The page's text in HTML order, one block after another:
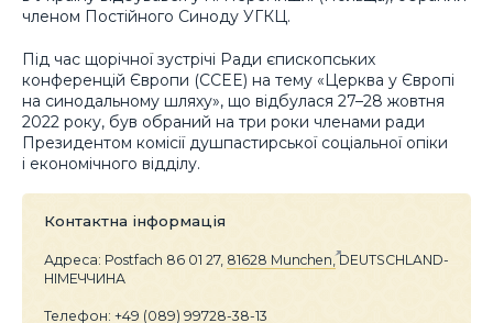
членом Постійного Синоду УГКЦ.
Під час щорічної зустрічі Ради єпископських
конференцій Європи (CCEE) на тему «Церква у Європі
на синодальному шляху», що відбулася 27–28 жовтня
2022 року, був обраний на три роки членами ради
Президентом комісії душпастирської соціальної опіки
і економічного відділу.
Контактна інформація
Адреса: Postfach 86 01 27, 81628 Munchen,DEUTSCHLAND-
НІМЕЧЧИНА
Телефон: +49 (089) 99728-38-13